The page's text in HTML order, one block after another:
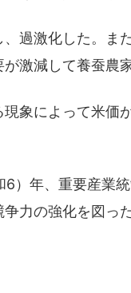
過激化した。ま
激減して養蚕農
象によって米価
6）年、重要産業
力の強化を図っ